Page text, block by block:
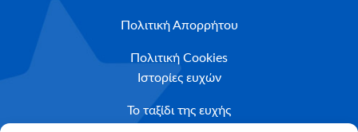
Πολιτική Απορρήτου
Πολιτική Cookies
Ιστορίες ευχών
Το ταξίδι της ευχής